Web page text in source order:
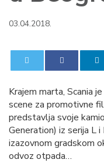
03.04.2018.
Krajem marta, Scania
scene za promotivne
predstavlja svoje
Generation) iz serija L i
izazovnom gradskom
odvoz otpada…